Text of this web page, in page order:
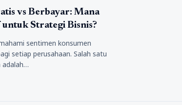
vs Berbayar: Mana
Strategi Bisnis?
sentimen konsumen
setiap perusahaan. Salah satu
adalah…